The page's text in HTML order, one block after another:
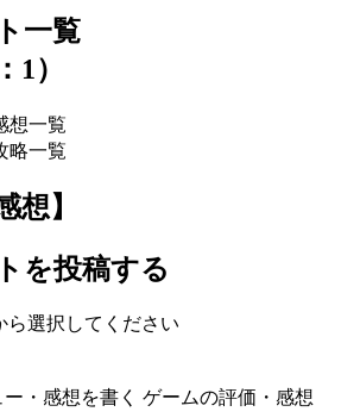
一覧
1）
想一覧
略一覧
想】
を投稿する
ら選択してください
ー・感想を書く ゲームの評価・感想